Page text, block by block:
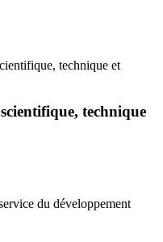
technique et
technique
du développement